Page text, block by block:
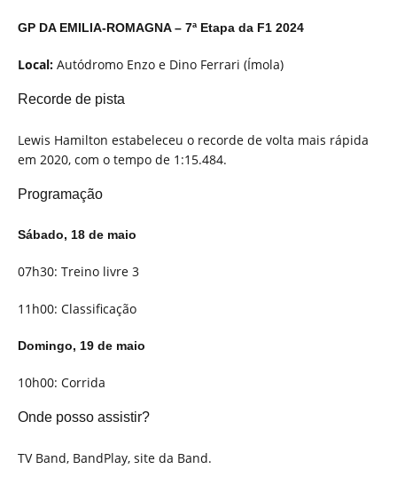
GP DA EMILIA-ROMAGNA – 7ª Etapa da F1 2024
Local: Autódromo Enzo e Dino Ferrari (Ímola)
Recorde de pista
Lewis Hamilton estabeleceu o recorde de volta mais rápida
em 2020, com o tempo de 1:15.484.
Programação
Sábado, 18 de maio
07h30: Treino livre 3
11h00: Classificação
Domingo, 19 de maio
10h00: Corrida
Onde posso assistir?
TV Band, BandPlay, site da Band.